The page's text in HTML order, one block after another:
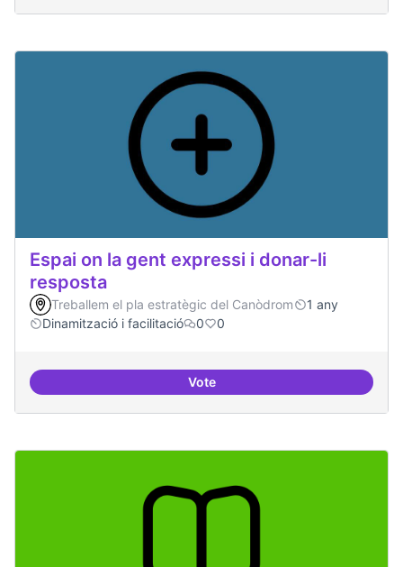
Espai on la gent expressi i donar-li
resposta
Treballem el pla estratègic del Canòdrom
1 any
Dinamització i facilitació
0 0
VoteEspai on la gent expressi i